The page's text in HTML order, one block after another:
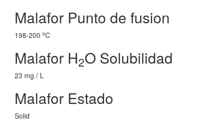
Malafor Punto de fusion
198-200 oC
Malafor H2O Solubilidad
23 mg / L
Malafor Estado
Solid